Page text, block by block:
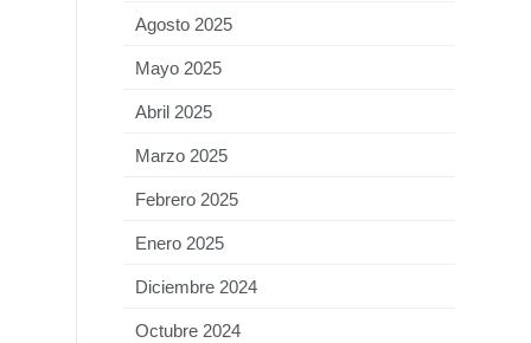
Agosto 2025
Mayo 2025
Abril 2025
Marzo 2025
Febrero 2025
Enero 2025
Diciembre 2024
Octubre 2024